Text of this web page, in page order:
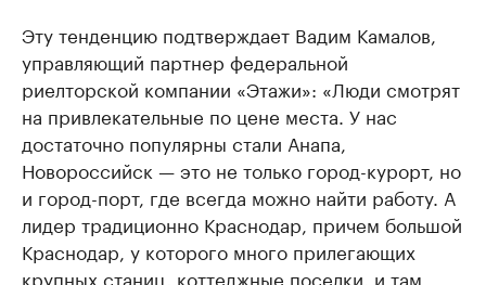
Эту тенденцию подтверждает Вадим Камалов,
управляющий партнер федеральной
риелторской компании «Этажи»: «Люди смотрят
на привлекательные по цене места. У нас
достаточно популярны стали Анапа,
Новороссийск — это не только город-курорт, но
и город-порт, где всегда можно найти работу. А
лидер традиционно Краснодар, причем большой
Краснодар, у которого много прилегающих
крупных станиц, коттеджные поселки, и там